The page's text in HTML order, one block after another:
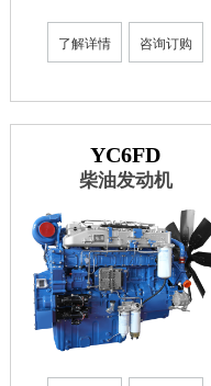
了解详情 咨询订购
YC6FD
柴油发动机